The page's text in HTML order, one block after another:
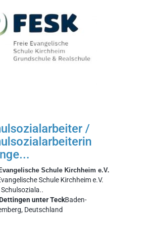
/
Schule Kirchheim e.V.
Schule Kirchheim e.V.
unter TeckBaden-
Deutschland